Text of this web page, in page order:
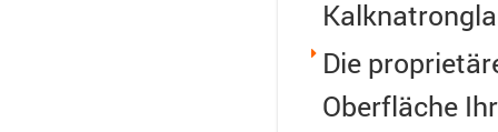
Die
Oberfläche